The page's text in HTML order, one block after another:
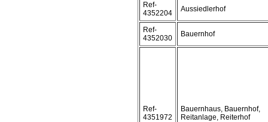
Ref-
4352204
Aussiedlerhof
Ref-
4352030
Bauernhof
Ref-
4351972
Bauernhaus, Bauernhof,
Reitanlage, Reiterhof